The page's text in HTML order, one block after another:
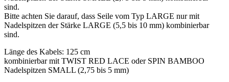
sind.
Bitte achten Sie darauf, dass Seile vom Typ LARGE nur mit
Nadelspitzen der Stärke LARGE (5,5 bis 10 mm) kombinierbar
sind.
Länge des Kabels: 125 cm
kombinierbar mit TWIST RED LACE oder SPIN BAMBOO
Nadelspitzen SMALL (2,75 bis 5 mm)